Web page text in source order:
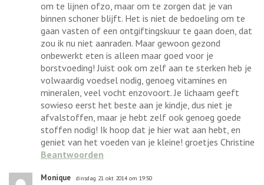
om te lijnen ofzo, maar om te zorgen dat je van
binnen schoner blijft. Het is niet de bedoeling om te
gaan vasten of een ontgiftingskuur te gaan doen, dat
zou ik nu niet aanraden. Maar gewoon gezond
onbewerkt eten is alleen maar goed voor je
borstvoeding! Juist ook om zelf aan te sterken heb je
volwaardig voedsel nodig, genoeg vitamines en
mineralen, veel vocht enzovoort. Je lichaam geeft
sowieso eerst het beste aan je kindje, dus niet je
afvalstoffen, maar je hebt zelf ook genoeg goede
stoffen nodig! Ik hoop dat je hier wat aan hebt, en
geniet van het voeden van je kleine! groetjes Christine
Beantwoorden
Monique dinsdag 21 okt 2014 om 19:50